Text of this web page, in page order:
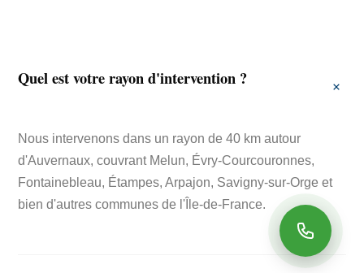
Quel est votre rayon d'intervention ?
Nous intervenons dans un rayon de 40 km autour
d'Auvernaux, couvrant Melun, Évry-Courcouronnes,
Fontainebleau, Étampes, Arpajon, Savigny-sur-Orge et
bien d'autres communes de l'Île-de-France.